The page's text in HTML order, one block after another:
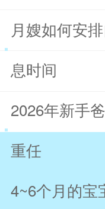
月嫂如何安
息时间
2026年新手
重任
4~6个月的宝